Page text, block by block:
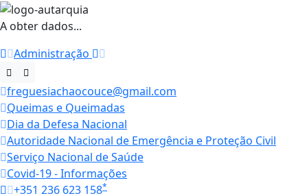
A obter dados...
Administração
freguesiachaocouce@gmail.com
Queimas e Queimadas
Dia da Defesa Nacional
Autoridade Nacional de Emergência e Proteção Civil
Serviço Nacional de Saúde
Covid-19 - Informações
+351 236 623 158*